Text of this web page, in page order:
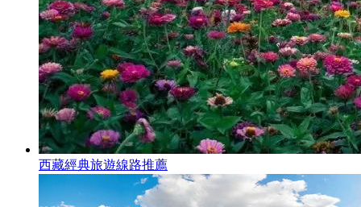
西藏經典旅遊線路推薦